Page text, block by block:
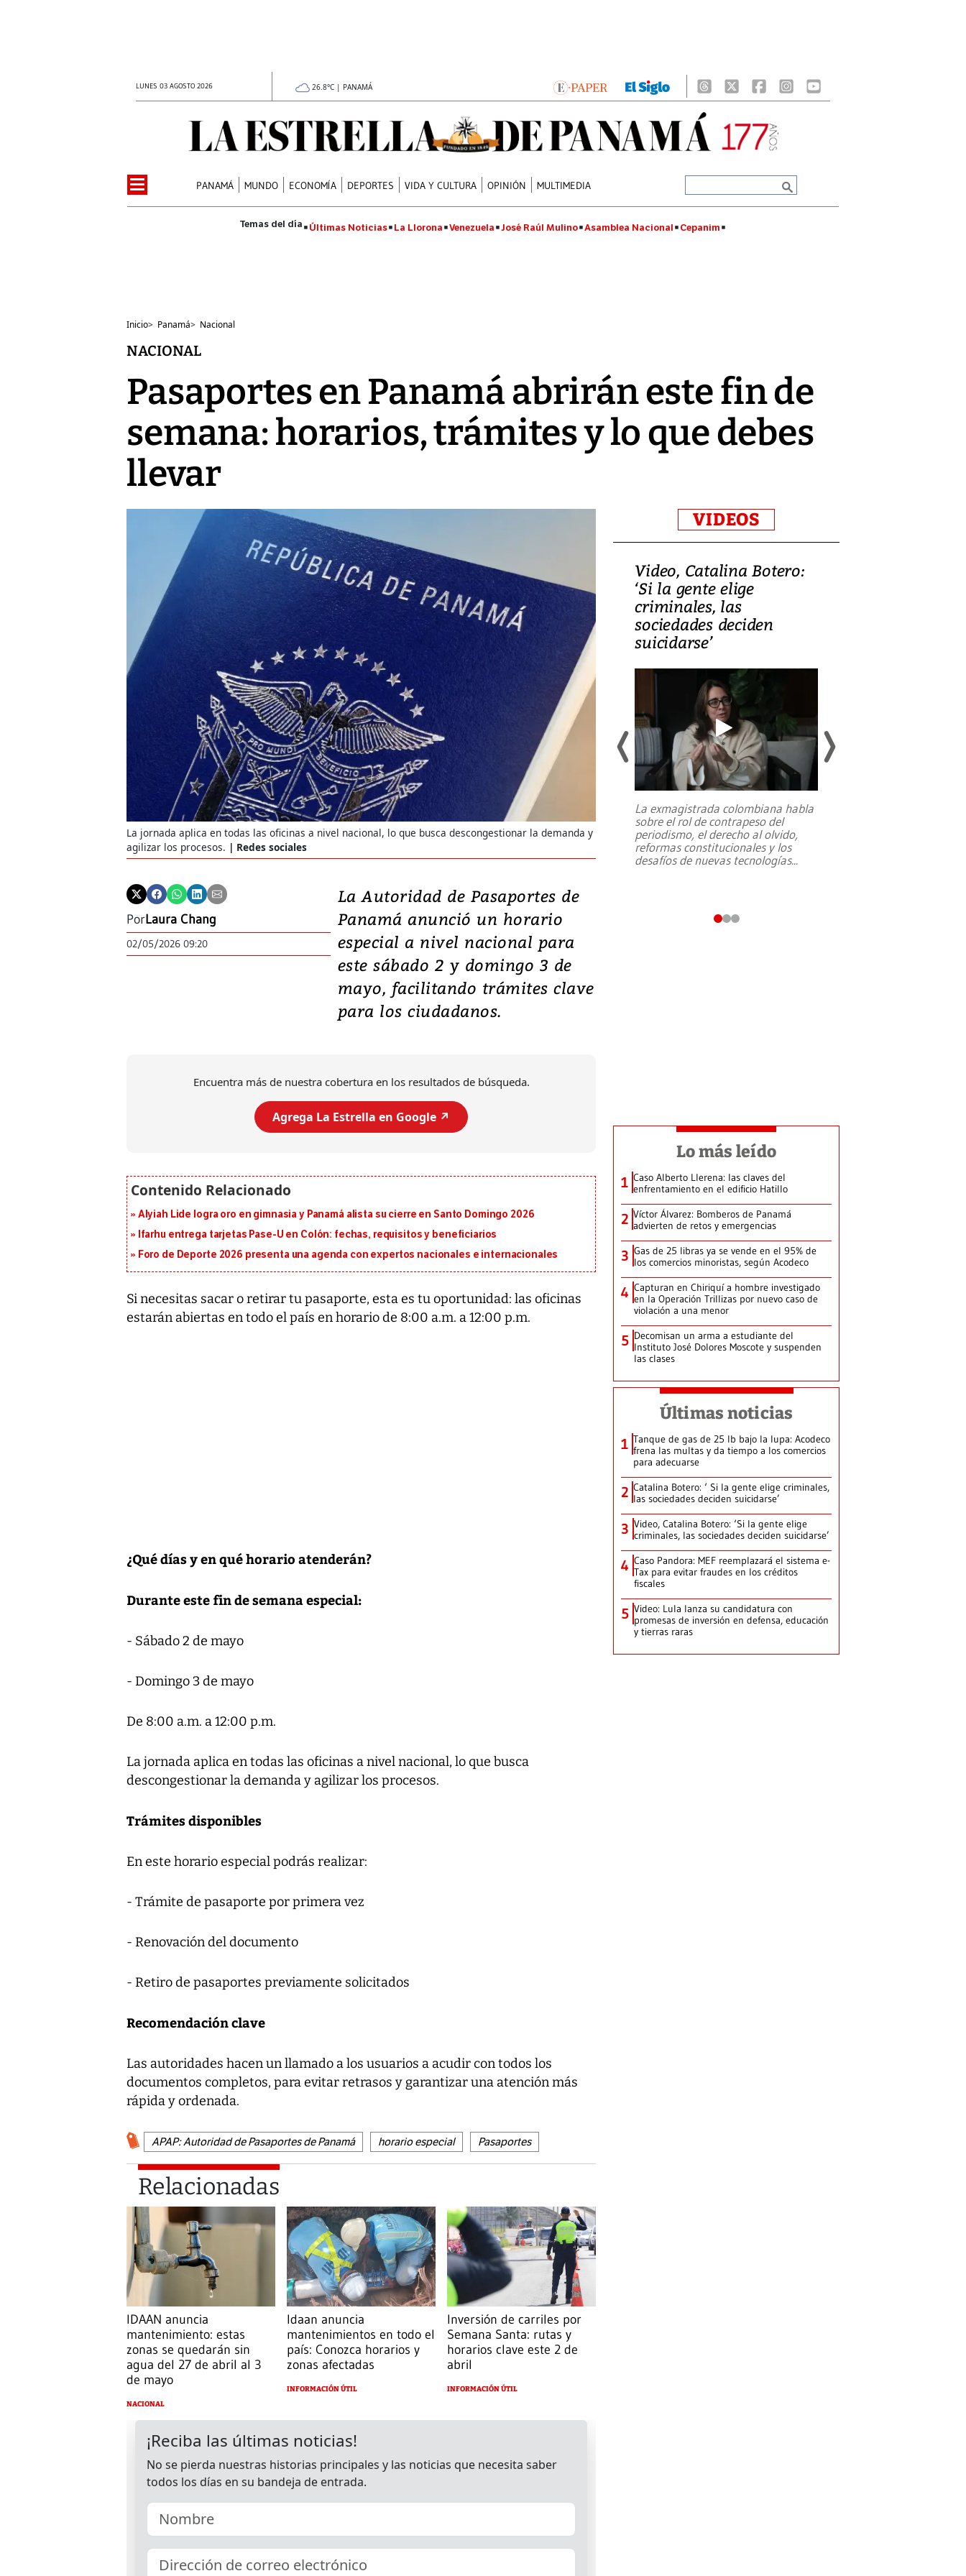
LUNES 03 AGOSTO 2026 26.8°C | PANAMÁ
PANAMÁ MUNDO ECONOMÍA DEPORTES VIDA Y CULTURA OPINIÓN MULTIMEDIA
Últimas Noticias La Llorona Venezuela José Raúl Mulino Asamblea Nacional Cepanim
Inicio> Panamá> Nacional
NACIONAL
Pasaportes en Panamá abrirán este fin de
semana: horarios, trámites y lo que debes
llevar
La jornada aplica en todas las oficinas a nivel nacional, lo que busca descongestionar la demanda y
agilizar los procesos.
Redes sociales
PorLaura Chang
02/05/2026 09:20
La Autoridad de Pasaportes de
Panamá anunció un horario
especial a nivel nacional para
este sábado 2 y domingo 3 de
mayo, facilitando trámites clave
para los ciudadanos.
Encuentra más de nuestra cobertura en los resultados de búsqueda.
Agrega La Estrella en Google ↗️
Alyiah Lide logra oro en gimnasia y Panamá alista su cierre en Santo Domingo 2026
Ifarhu entrega tarjetas Pase-U en Colón: fechas, requisitos y beneficiarios
Foro de Deporte 2026 presenta una agenda con expertos nacionales e internacionales
Si necesitas sacar o retirar tu pasaporte, esta es tu oportunidad: las oficinas
estarán abiertas en todo el país en horario de 8:00 a.m. a 12:00 p.m.
¿Qué días y en qué horario atenderán?
Durante este fin de semana especial:
- Sábado 2 de mayo
- Domingo 3 de mayo
De 8:00 a.m. a 12:00 p.m.
La jornada aplica en todas las oficinas a nivel nacional, lo que busca
descongestionar la demanda y agilizar los procesos.
Trámites disponibles
En este horario especial podrás realizar:
- Trámite de pasaporte por primera vez
- Renovación del documento
- Retiro de pasaportes previamente solicitados
Recomendación clave
Las autoridades hacen un llamado a los usuarios a acudir con todos los
documentos completos, para evitar retrasos y garantizar una atención más
rápida y ordenada.
APAP: Autoridad de Pasaportes de Panamá horario especial Pasaportes
Relacionadas
IDAAN anuncia
mantenimiento: estas
zonas se quedarán sin
agua del 27 de abril al 3
de mayo
NACIONAL
Idaan anuncia
mantenimientos en todo el
país: Conozca horarios y
zonas afectadas
INFORMACIÓN ÚTIL
Inversión de carriles por
Semana Santa: rutas y
horarios clave este 2 de
abril
INFORMACIÓN ÚTIL
VIDEOS
Video, Japón: Terremoto
deja heridos y graves
daños en Kumamoto
Un fuerte terremoto de magnitud
7,1 se registró este martes 28 de
julio en la prefectura de Kumamoto,
al sur de Japón, provocando una
emergencia de gran...
Video, Catalina Botero:
‘Si la gente elige
criminales, las
sociedades deciden
suicidarse’
La exmagistrada colombiana habla
sobre el rol de contrapeso del
periodismo, el derecho al olvido,
reformas constitucionales y los
desafíos de nuevas tecnologías...
Lo más leído
1 Caso Alberto Llerena: las claves del
enfrentamiento en el edificio Hatillo
2 Víctor Álvarez: Bomberos de Panamá
advierten de retos y emergencias
3 Gas de 25 libras ya se vende en el 95% de
los comercios minoristas, según Acodeco
4 Capturan en Chiriquí a hombre investigado
en la Operación Trillizas por nuevo caso de
violación a una menor
5 Decomisan un arma a estudiante del
Instituto José Dolores Moscote y suspenden
las clases
Últimas noticias
1 Tanque de gas de 25 lb bajo la lupa: Acodeco
frena las multas y da tiempo a los comercios
para adecuarse
2 Catalina Botero: ‘ Si la gente elige criminales,
las sociedades deciden suicidarse’
3 Video, Catalina Botero: ‘Si la gente elige
criminales, las sociedades deciden suicidarse’
4 Caso Pandora: MEF reemplazará el sistema e-
Tax para evitar fraudes en los créditos
fiscales
5 Video: Lula lanza su candidatura con
promesas de inversión en defensa, educación
y tierras raras